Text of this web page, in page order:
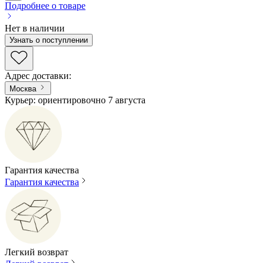
Подробнее о товаре
Нет в наличии
Узнать о поступлении
Адрес доставки:
Москва
Курьер: ориентировочно 7 августа
Гарантия качества
Гарантия качества
Легкий возврат